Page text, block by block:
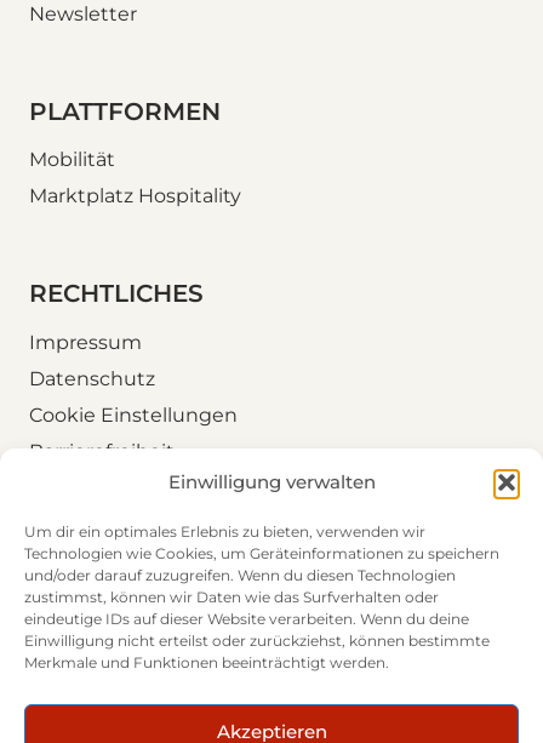
Einwilligung verwalten
Um dir ein optimales Erlebnis zu bieten, verwenden wir
Technologien wie Cookies, um Geräteinformationen zu speichern
und/oder darauf zuzugreifen. Wenn du diesen Technologien
zustimmst, können wir Daten wie das Surfverhalten oder
eindeutige IDs auf dieser Website verarbeiten. Wenn du deine
Einwilligung nicht erteilst oder zurückziehst, können bestimmte
Merkmale und Funktionen beeinträchtigt werden.
Akzeptieren
Newsletter
PLATTFORMEN
Mobilität
Marktplatz Hospitality
RECHTLICHES
Impressum
Datenschutz
Cookie Einstellungen
Barrierefreiheit
Folgen Sie uns
LinkedIn